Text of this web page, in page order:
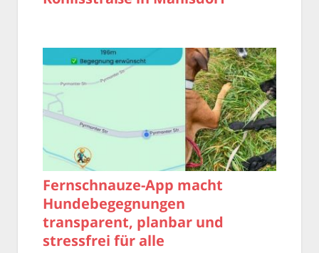
Fernschnauze-App macht
Hundebegegnungen
transparent, planbar und
stressfrei für alle